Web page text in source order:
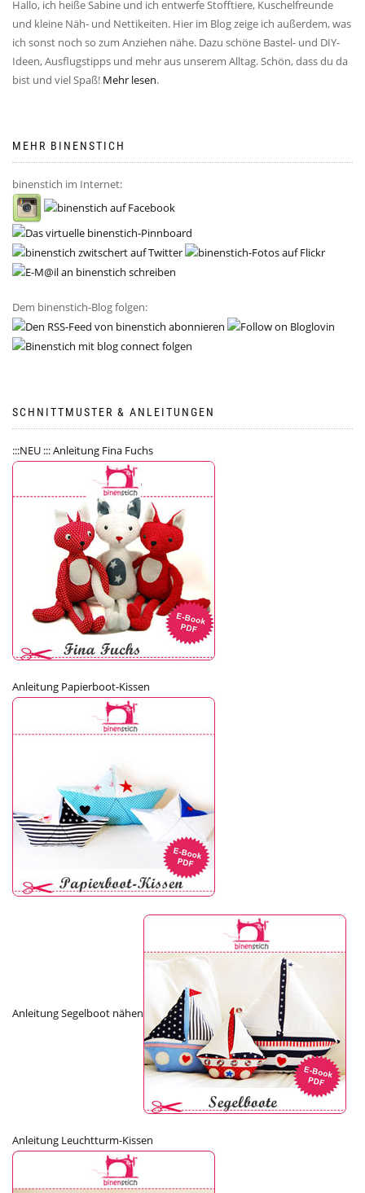
Hallo, ich heiße Sabine und ich entwerfe Stofftiere, Kuschelfreunde
und kleine Näh- und Nettikeiten. Hier im Blog zeige ich außerdem, was
ich sonst noch so zum Anziehen nähe. Dazu schöne Bastel- und DIY-
Ideen, Ausflugstipps und mehr aus unserem Alltag. Schön, dass du da
bist und viel Spaß! Mehr lesen.
MEHR BINENSTICH
binenstich im Internet:
Dem binenstich-Blog folgen:
SCHNITTMUSTER & ANLEITUNGEN
:::NEU ::: Anleitung Fina Fuchs
Anleitung Papierboot-Kissen
Anleitung Segelboot nähen
Anleitung Leuchtturm-Kissen